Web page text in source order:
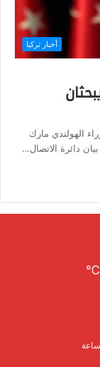
أخبار تركيا
الهولندي مارك
دائرة الاتصال…
℃